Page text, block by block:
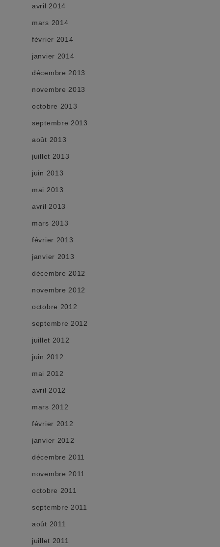
avril 2014
mars 2014
février 2014
janvier 2014
décembre 2013
novembre 2013
octobre 2013
septembre 2013
août 2013
juillet 2013
juin 2013
mai 2013
avril 2013
mars 2013
février 2013
janvier 2013
décembre 2012
novembre 2012
octobre 2012
septembre 2012
juillet 2012
juin 2012
mai 2012
avril 2012
mars 2012
février 2012
janvier 2012
décembre 2011
novembre 2011
octobre 2011
septembre 2011
août 2011
juillet 2011